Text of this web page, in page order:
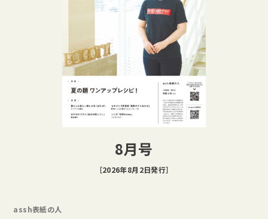
8月号
［2026年8月2日発行］
assh表紙の人